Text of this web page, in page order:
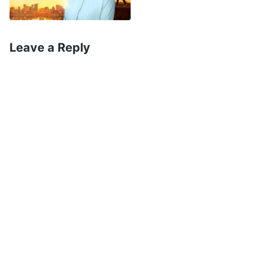
desistirão disso. Como isso pode ser chamado
agora Se “tornou” Deus na terra e Deus na terra
Leave a Reply